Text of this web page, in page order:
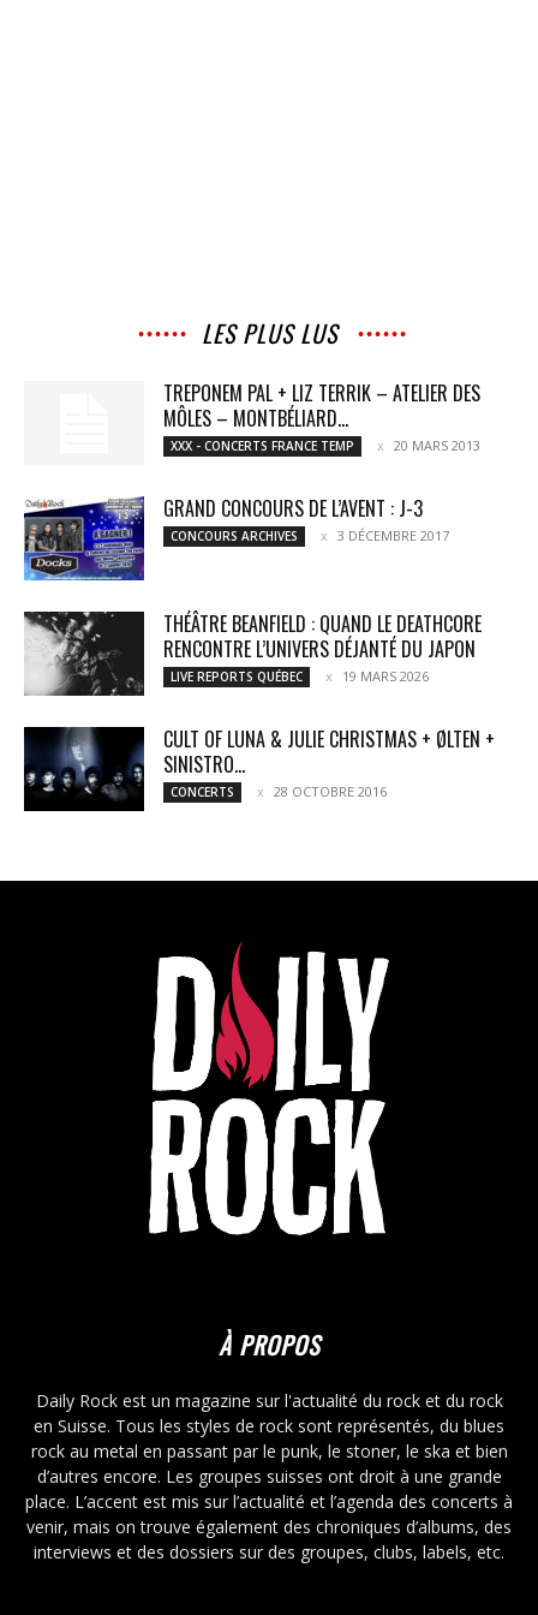
LES PLUS LUS
TREPONEM PAL + LIZ TERRIK – ATELIER DES
MÔLES – MONTBÉLIARD...
XXX - CONCERTS FRANCE TEMP 20 MARS 2013
GRAND CONCOURS DE L’AVENT : J-3
CONCOURS ARCHIVES 3 DÉCEMBRE 2017
THÉÂTRE BEANFIELD : QUAND LE DEATHCORE
RENCONTRE L’UNIVERS DÉJANTÉ DU JAPON
LIVE REPORTS QUÉBEC 19 MARS 2026
CULT OF LUNA & JULIE CHRISTMAS + ØLTEN +
SINISTRO...
CONCERTS 28 OCTOBRE 2016
À PROPOS
Daily Rock est un magazine sur l'actualité du rock et du rock
en Suisse. Tous les styles de rock sont représentés, du blues
rock au metal en passant par le punk, le stoner, le ska et bien
d’autres encore. Les groupes suisses ont droit à une grande
place. L’accent est mis sur l’actualité et l’agenda des concerts à
venir, mais on trouve également des chroniques d’albums, des
interviews et des dossiers sur des groupes, clubs, labels, etc.